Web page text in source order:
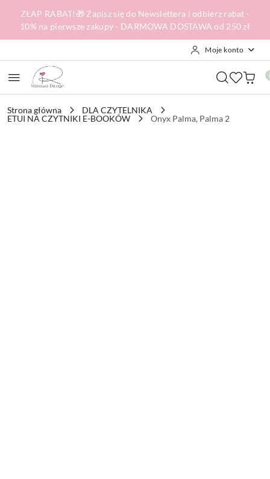
Przejdź do treści głównej
Przejdź do wyszukiwarki
Przejdź do moje konto
Przejdź do menu głównego
Przejdź do opisu produktu
Przejdź do stopki
ZŁAP RABAT!🎁 Zapisz się do Newslettera i odbierz rabat -
10% na pierwsze zakupy - DARMOWA DOSTAWA od 250 zł
Moje konto
Strona główna
DLA CZYTELNIKA
ETUI NA CZYTNIKI E-BOOKÓW
Onyx Palma, Palma 2